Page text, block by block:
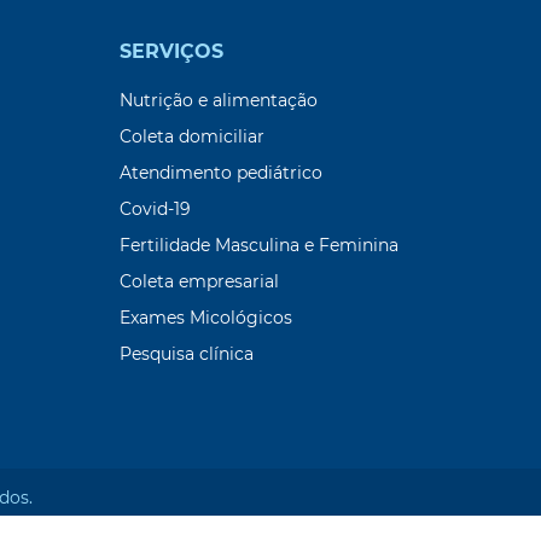
SERVIÇOS
Nutrição e alimentação
Coleta domiciliar
Atendimento pediátrico
Covid-19
Fertilidade Masculina e Feminina
Coleta empresarial
Exames Micológicos
Pesquisa clínica